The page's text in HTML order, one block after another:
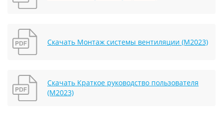
Скачать Монтаж системы вентиляции (М2023)
Скачать Краткое руководство пользователя
(М2023)